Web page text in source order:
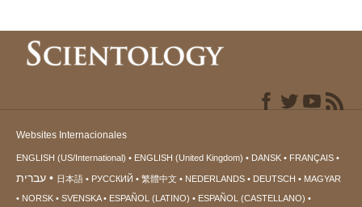
Websites Internacionales
ENGLISH (US/International) ENGLISH (United Kingdom) DANSK FRANÇAIS
עברית 日本語 РУССКИЙ 繁體中文 NEDERLANDS DEUTSCH
MAGYAR
NORSK
SVENSKA ESPAÑOL (LATINO)
ESPAÑOL (CASTELLANO)